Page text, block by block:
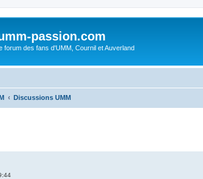
passion.com
forum des fans d'UMM, Cournil et Auverland
Discussions UMM